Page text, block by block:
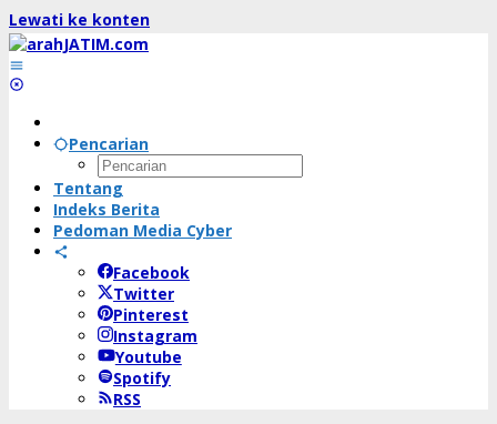
Lewati ke konten
Pencarian
Tentang
Indeks Berita
Pedoman Media Cyber
Facebook
Twitter
Pinterest
Instagram
Youtube
Spotify
RSS